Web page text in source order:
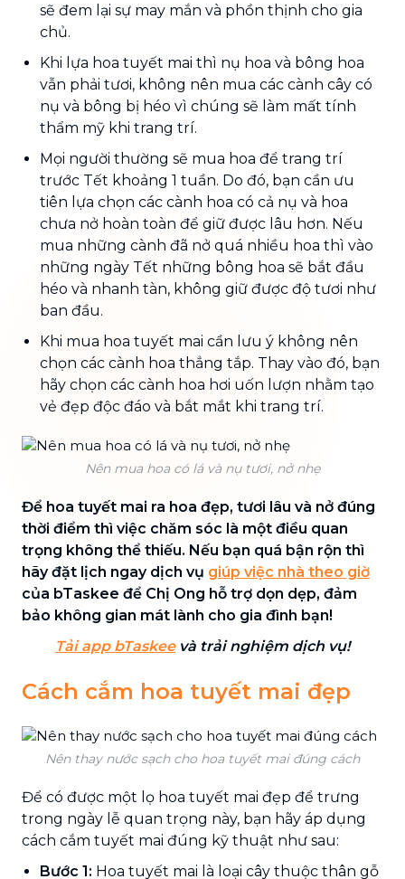
sẽ đem lại sự may mắn và phồn thịnh cho gia
chủ.
Khi lựa hoa tuyết mai thì nụ hoa và bông hoa
vẫn phải tươi, không nên mua các cành cây có
nụ và bông bị héo vì chúng sẽ làm mất tính
thẩm mỹ khi trang trí.
Mọi người thường sẽ mua hoa để trang trí
trước Tết khoảng 1 tuần. Do đó, bạn cần ưu
tiên lựa chọn các cành hoa có cả nụ và hoa
chưa nở hoàn toàn để giữ được lâu hơn. Nếu
mua những cành đã nở quá nhiều hoa thì vào
những ngày Tết những bông hoa sẽ bắt đầu
héo và nhanh tàn, không giữ được độ tươi như
ban đầu.
Khi mua hoa tuyết mai cần lưu ý không nên
chọn các cành hoa thẳng tắp. Thay vào đó, bạn
hãy chọn các cành hoa hơi uốn lượn nhằm tạo
vẻ đẹp độc đáo và bắt mắt khi trang trí.
Nên mua hoa có lá và nụ tươi, nở nhẹ
Để hoa tuyết mai ra hoa đẹp, tươi lâu và nở đúng
thời điểm thì việc chăm sóc là một điều quan
trọng không thể thiếu. Nếu bạn quá bận rộn thì
hãy đặt lịch ngay dịch vụ giúp việc nhà theo giờ
của bTaskee để Chị Ong hỗ trợ dọn dẹp, đảm
bảo không gian mát lành cho gia đình bạn!
Tải app bTaskeevà trải nghiệm dịch vụ!
Cách cắm hoa tuyết mai đẹp
Nên thay nước sạch cho hoa tuyết mai đúng cách
Để có được một lọ hoa tuyết mai đẹp để trưng
trong ngày lễ quan trọng này, bạn hãy áp dụng
cách cắm tuyết mai đúng kỹ thuật như sau:
Bước 1: Hoa tuyết mai là loại cây thuộc thân gỗ